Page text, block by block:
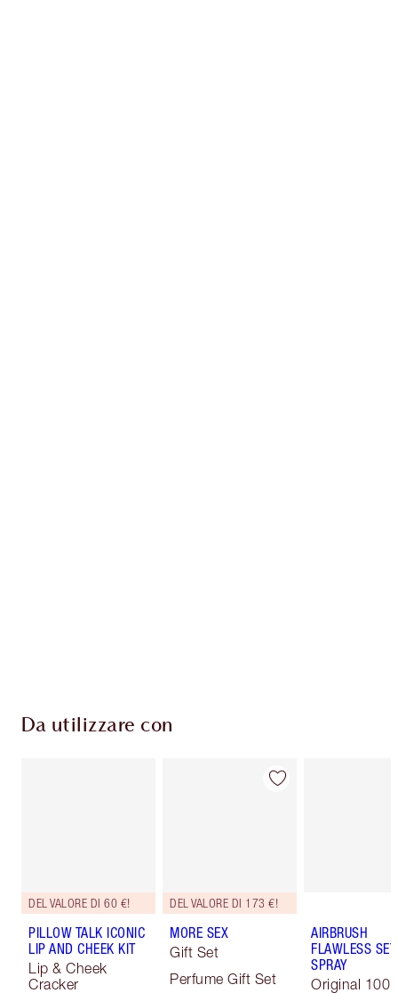
Da utilizzare con
DEL VALORE DI 60 €!
PILLOW TALK ICONIC
LIP AND CHEEK KIT
Lip & Cheek
Cracker
DEL VALORE DI 173 €!
MORE SEX
Gift Set
Perfume Gift Set
AIRBRUSH
FLAWLESS
SPRAY
Original 100